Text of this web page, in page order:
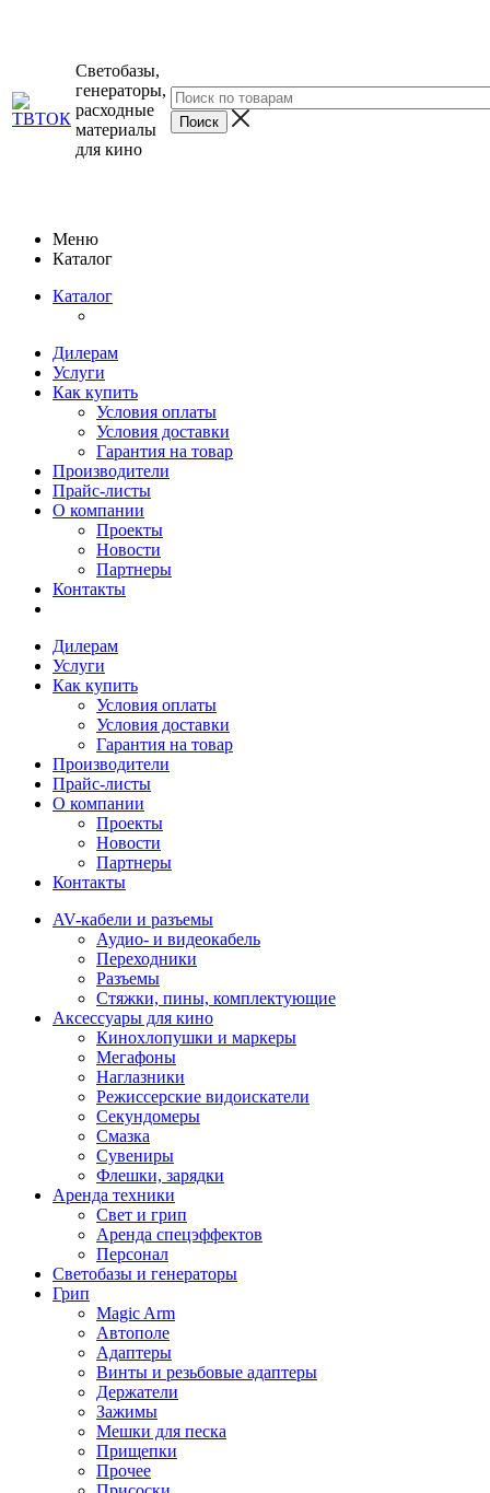
Светобазы,
генераторы,
расходные
материалы
для кино
Меню
Каталог
Каталог
Дилерам
Услуги
Как купить
Условия оплаты
Условия доставки
Гарантия на товар
Производители
Прайс-листы
О компании
Проекты
Новости
Партнеры
Контакты
Дилерам
Услуги
Как купить
Условия оплаты
Условия доставки
Гарантия на товар
Производители
Прайс-листы
О компании
Проекты
Новости
Партнеры
Контакты
AV-кабели и разъемы
Аудио- и видеокабель
Переходники
Разъемы
Стяжки, пины, комплектующие
Аксессуары для кино
Кинохлопушки и маркеры
Мегафоны
Наглазники
Режиссерские видоискатели
Секундомеры
Смазка
Сувениры
Флешки, зарядки
Аренда техники
Свет и грип
Аренда спецэффектов
Персонал
Светобазы и генераторы
Грип
Magic Arm
Автополе
Адаптеры
Винты и резьбовые адаптеры
Держатели
Зажимы
Мешки для песка
Прищепки
Прочее